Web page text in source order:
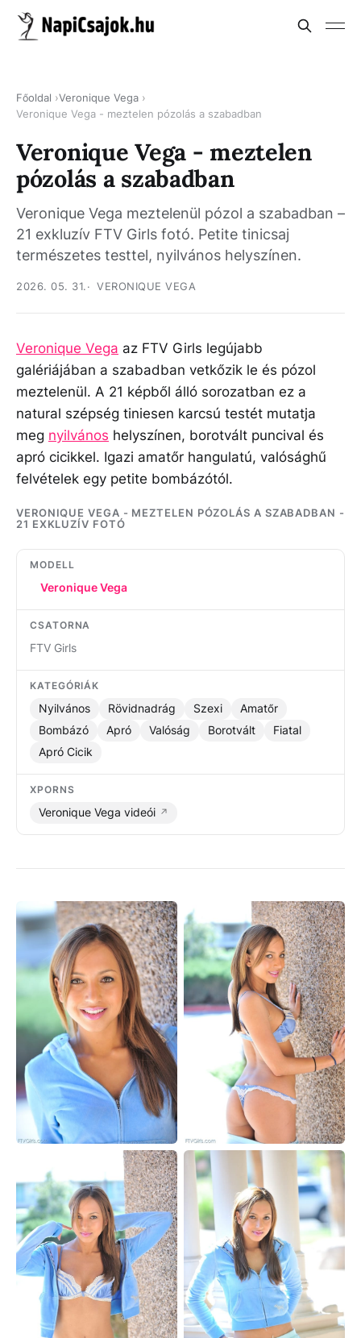
Főoldal
Veronique Vega
Veronique Vega - meztelen pózolás a szabadban
Veronique Vega - meztelen
pózolás a szabadban
Veronique Vega meztelenül pózol a szabadban –
21 exkluzív FTV Girls fotó. Petite tinicsaj
természetes testtel, nyilvános helyszínen.
2026. 05. 31. VERONIQUE VEGA
Veronique Vega az FTV Girls legújabb
galériájában a szabadban vetkőzik le és pózol
meztelenül. A 21 képből álló sorozatban ez a
natural szépség tiniesen karcsú testét mutatja
meg nyilvános helyszínen, borotvált puncival és
apró cicikkel. Igazi amatőr hangulatú, valósághű
felvételek egy petite bombázótól.
VERONIQUE VEGA - MEZTELEN PÓZOLÁS A SZABADBAN -
21 EXKLUZÍV FOTÓ
MODELL
Veronique Vega
CSATORNA
FTV Girls
KATEGÓRIÁK
Nyilvános Rövidnadrág Szexi
Amatőr
Bombázó
Apró Valóság Borotvált
Fiatal
Apró Cicik
XPORNS
Veronique Vega videói